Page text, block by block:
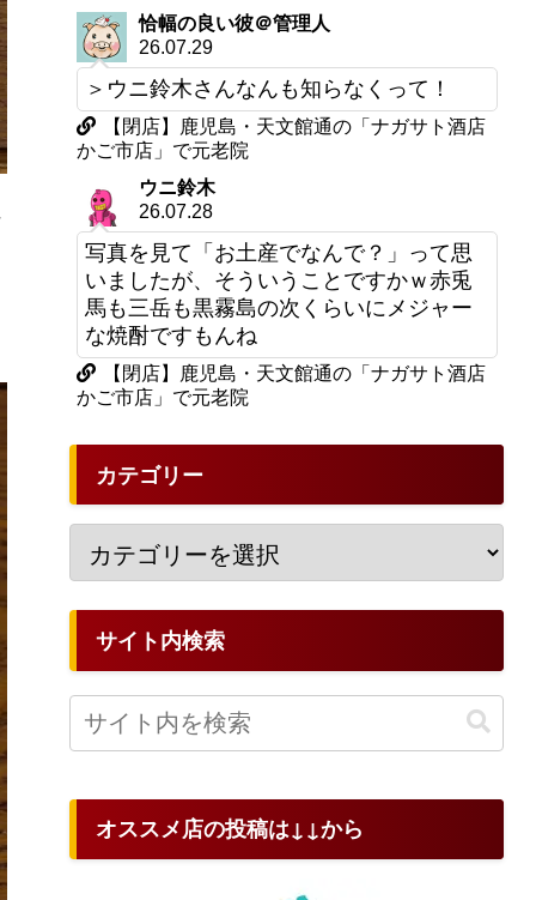
恰幅の良い彼＠管理人
26.07.29
＞ウニ鈴木さんなんも知らなくって！
【閉店】鹿児島・天文館通の「ナガサト酒店
かご市店」で元老院
ウニ鈴木
26.07.28
写真を見て「お土産でなんで？」って思
いましたが、そういうことですかｗ赤兎
馬も三岳も黒霧島の次くらいにメジャー
な焼酎ですもんね
【閉店】鹿児島・天文館通の「ナガサト酒店
かご市店」で元老院
カテゴリー
サイト内検索
オススメ店の投稿は↓↓から